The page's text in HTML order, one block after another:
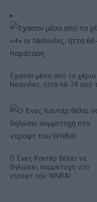
Έχασαν μέσα από τα
Νεάνιδες, ήττα 66-74 από
Ο Ένες Καντέρ θέλει να
δηλώσει συμμετοχή στο
ντραφτ του WNBA!